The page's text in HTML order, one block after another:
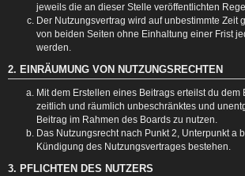
jeweils die an dieser Stelle veröffentlichten
Der Nutzungsvertrag wird auf unbestimmte Zeit
von beiden Seiten ohne Einhaltung einer Frist
werden.
2. EINRÄUMUNG VON NUTZUNGSRECHTEN
Mit dem Erstellen eines Beitrags erteilst du
zeitlich und räumlich unbeschränktes und
Beitrag im Rahmen des Boards zu nutzen.
Das Nutzungsrecht nach Punkt 2, Unterpunkt a
Kündigung des Nutzungsvertrages bestehen.
3. PFLICHTEN DES NUTZERS